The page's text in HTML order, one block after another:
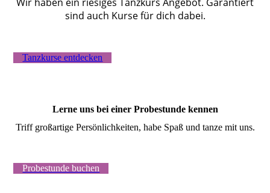
sind auch Kurse für dich dabei.
Tanzkurse entdecken
Lerne uns bei einer Probestunde kennen
Triff großartige Persönlichkeiten, habe Spaß und tanze mit uns.
Probestunde buchen